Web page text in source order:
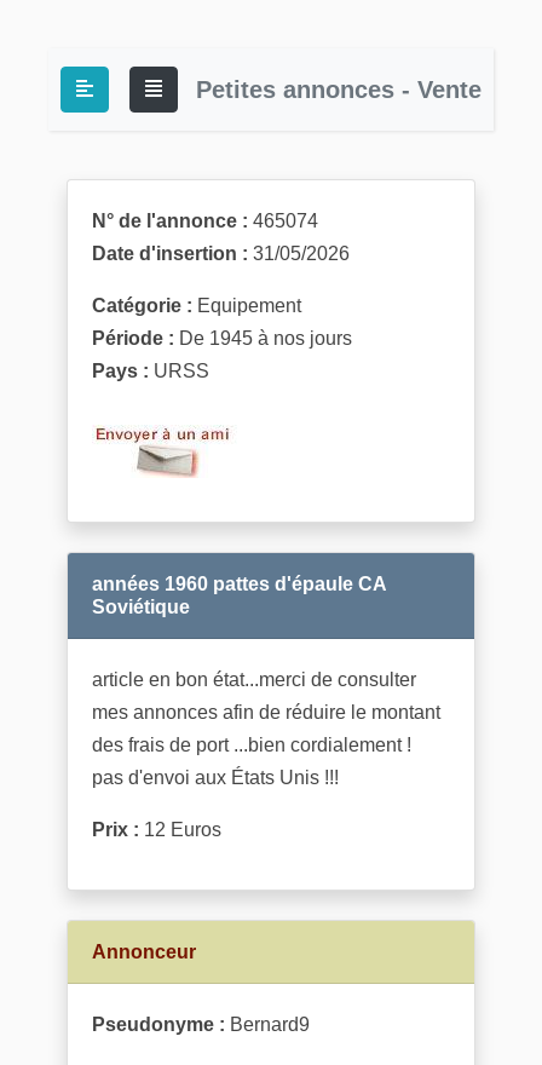
Petites annonces - Vente
N° de l'annonce : 465074
Date d'insertion : 31/05/2026
Catégorie : Equipement
Période : De 1945 à nos jours
Pays : URSS
années 1960 pattes d'épaule CA
Soviétique
article en bon état...merci de consulter
mes annonces afin de réduire le montant
des frais de port ...bien cordialement !
pas d'envoi aux États Unis !!!
Prix : 12 Euros
Annonceur
Pseudonyme : Bernard9